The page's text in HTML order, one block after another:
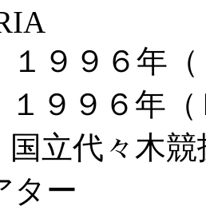
１９９６年
１９９６年
国立代々木
ター